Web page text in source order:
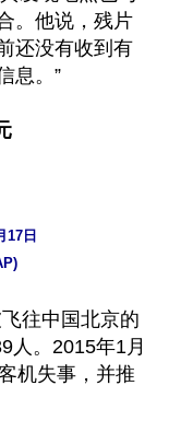
。他说，残片
还没有收到有
息。”
17日
往中国北京的
人。2015年1月
机失事，并推